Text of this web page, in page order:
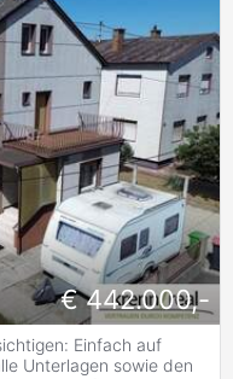
€ 442.000,-
Einfach auf
Unterlagen sowie den